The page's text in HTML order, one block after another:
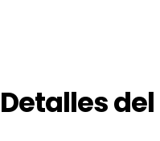
Detallesdel